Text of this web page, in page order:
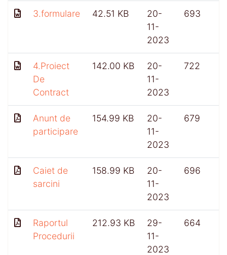
3.formulare 42.51 KB
20-
11-
2023
693
4.Proiect
De
Contract
142.00 KB
20-
11-
2023
722
Anunt de
participare
154.99 KB
20-
11-
2023
679
Caiet de
sarcini
158.99 KB
20-
11-
2023
696
Raportul
Procedurii
212.93 KB
29-
11-
2023
664